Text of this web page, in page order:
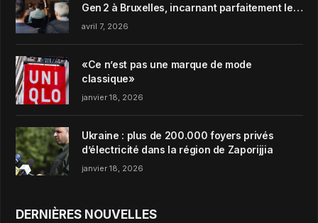
Gen 2 à Bruxelles, incarnant parfaitement le
concept de Garden Harmony de la marque
avril 7, 2026
«Ce n’est pas une marque de mode
classique»
janvier 18, 2026
Ukraine : plus de 200.000 foyers privés
d’électricité dans la région de Zaporijjia
janvier 18, 2026
DERNIÈRES NOUVELLES